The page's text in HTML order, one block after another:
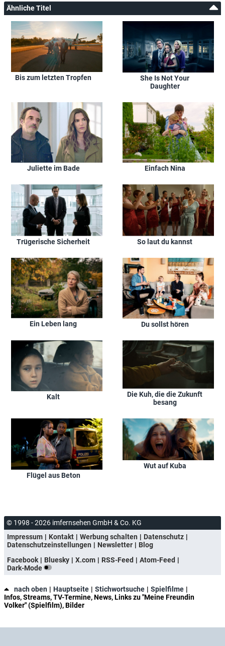
Ähnliche Titel
Bis zum letzten Tropfen
She Is Not Your
Daughter
Juliette im Bade Einfach Nina
Trügerische Sicherheit So laut du kannst
Ein Leben lang Du sollst hören
Kalt
Die Kuh, die die Zukunft
besang
Flügel aus Beton
Wut auf Kuba
© 1998 - 2026 imfernsehen GmbH & Co. KG
Impressum
Kontakt Werbung schalten
Datenschutz
Datenschutzeinstellungen
Newsletter
Blog
Facebook
Bluesky X.com RSS-Feed
Atom-Feed
Dark-Mode
nach oben Hauptseite Stichwortsuche
Spielfilme
Infos, Streams, TV-Termine, News, Links zu "Meine Freundin
Volker" (Spielfilm), Bilder